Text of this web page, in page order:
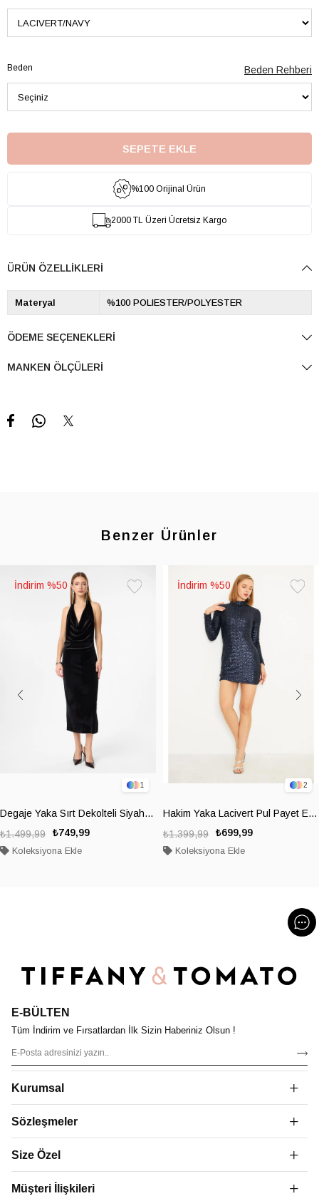
Beden Beden Rehberi
%100 Orijinal Ürün
2000 TL Üzeri Ücretsiz Kargo
ÜRÜN ÖZELLIKLERI
Materyal %100 POLIESTER/POLYESTER
ÖDEME SEÇENEKLERI
MANKEN ÖLÇÜLERI
Benzer Ürünler
1
Degaje Yaka Sırt Dekolteli Siyah Elbise
₺749,99
₺1.499,99
Koleksiyona Ekle
%50
2
Hakim Yaka Lacivert Pul Payet Elbise
₺699,99
₺1.399,99
Koleksiyona Ekle
%50
E-BÜLTEN
Tüm İndirim ve Fırsatlardan İlk Sizin Haberiniz Olsun !
Kurumsal
Sözleşmeler
Size Özel
Müşteri İlişkileri